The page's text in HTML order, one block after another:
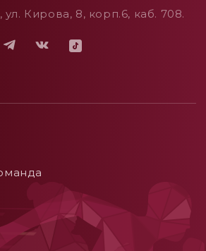
Кирова, 8, корп.6, каб. 708.